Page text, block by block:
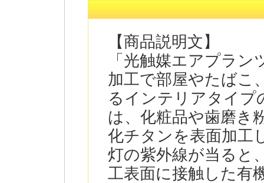
【商品説明文】
「光触媒エアプラ
加工で部屋やたばこ
るインテリアタイプ
は、化粧品や歯磨き
化チタンを表面加工
灯の紫外線が当ると
工表面に接触した有